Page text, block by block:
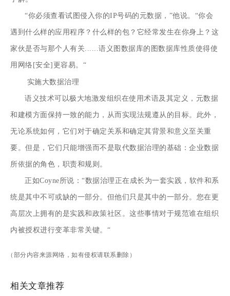
“你必须查看试图侵入你的IP号码的元数据，”他说。“你会
遇到什么样的应用程序？什么样的包？它经常发生在你身上？这
家伙是否与那个人有关......语义图数据库的图数据库性质使得使
用网络[安全]更容易。“
实施大数据治理
语义技术可以极大地激发组织在使用术语及其定义，元数据
和建模方面保持一致的能力，从而实现法规遵从的目标。此外，
无论系统如何，它们对于确定关系和确定其背景和意义至关重
要。但是，它们只能增强而不是取代数据治理的基础：企业数据
所依据的角色，职责和规则 。
正如Coyne所说：“数据治理正在成长为一套实践，软件和系
统是其中不可或缺的一部分。但他们只是其中的一部分。您在更
高层次上拥有的是实践和政策社区。这些事情对于规范谁在组织
内被授权进行变革非常关键。“
（部分内容来源网络，如有侵权请联系删除）
相关文章推荐